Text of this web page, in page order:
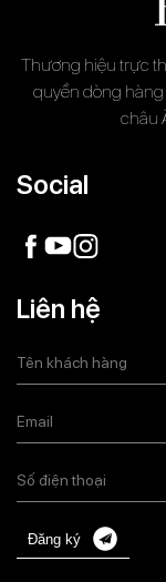
Thương hiệu trực
quyền dòng hàng
châu
Social
Liên hệ
Đăng ký